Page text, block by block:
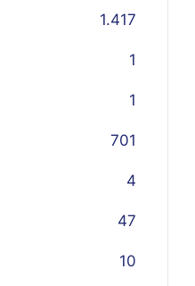
1.417
1
1
701
4
47
10